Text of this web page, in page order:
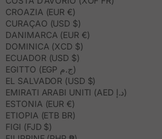
CROAZIA (EUR €)
CURAÇAO (USD $)
DANIMARCA (EUR €)
DOMINICA (XCD $)
ECUADOR (USD $)
EGITTO (EGP ج.م)
EL SALVADOR (USD $)
EMIRATI ARABI UNITI (AED د.إ)
ESTONIA (EUR €)
ETIOPIA (ETB BR)
FIGI (FJD $)